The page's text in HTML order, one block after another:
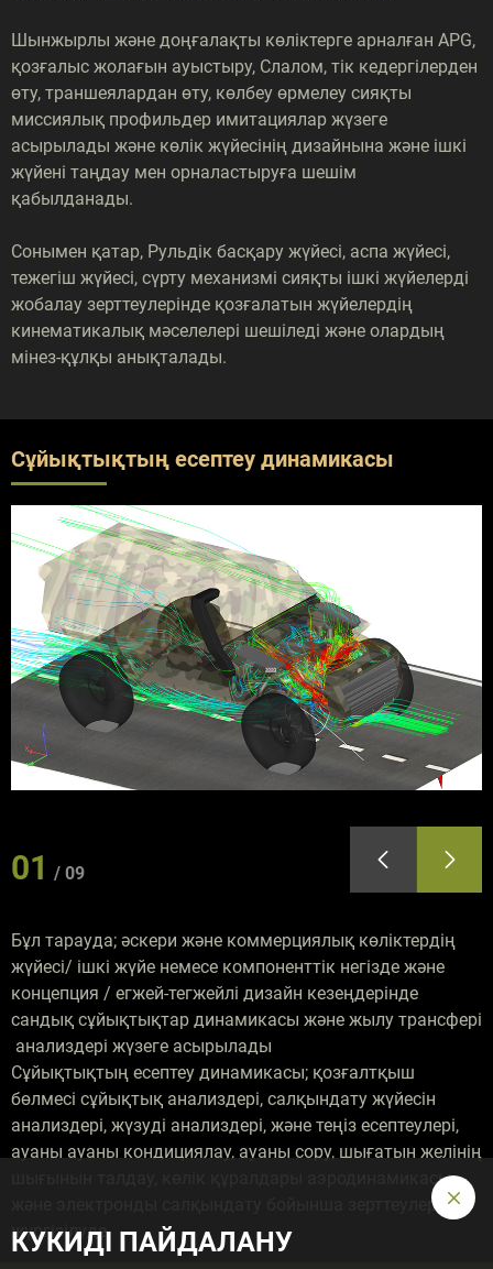
Шынжырлы және доңғалақты көліктерге арналған APG,
қозғалыс жолағын ауыстыру, Слалом, тік кедергілерден
өту, траншеялардан өту, көлбеу өрмелеу сияқты
миссиялық профильдер имитациялар жүзеге
асырылады және көлік жүйесінің дизайнына және ішкі
жүйені таңдау мен орналастыруға шешім
қабылданады.
Сонымен қатар, Рульдік басқару жүйесі, аспа жүйесі,
тежегіш жүйесі, сүрту механизмі сияқты ішкі жүйелерді
жобалау зерттеулерінде қозғалатын жүйелердің
кинематикалық мәселелері шешіледі және олардың
мінез-құлқы анықталады.
Бұл тарауда; әскери және коммерциялық көліктердің
жүйесі/ ішкі жүйе немесе компоненттік негізде және
концепция / егжей-тегжейлі дизайн кезеңдерінде
сандық сұйықтықтар динамикасы және жылу трансфері
анализдері жүзеге асырылады
Сұйықтықтың есептеу динамикасы; қозғалтқыш
бөлмесі сұйықтық анализдері, салқындату жүйесін
анализдері, жүзуді анализдері, және теңіз есептеулері,
ауаны ауаны кондициялау, ауаны сору, шығатын желінің
шығынын талдау, көлік құралдары аэродинамикасы
және электронды салқындату бойынша зерттеулер
жүргізілуде.
Сұйықтықтың есептеу динамикасы
01 09
КУКИДІ ПАЙДАЛАНУ